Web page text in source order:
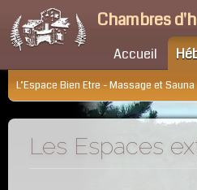
Chambres
Accueil
L’Espace Bien Etre - Massage et Sauna
Les Espaces